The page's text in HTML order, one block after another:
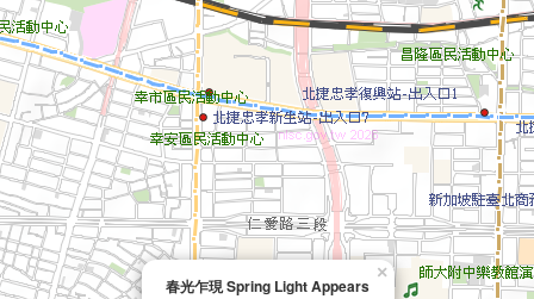
春光乍現 Spring Light Appears
×